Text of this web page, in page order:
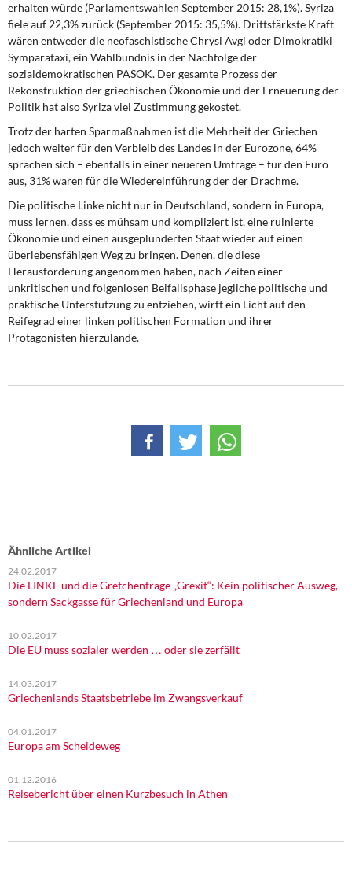
erhalten würde (Parlamentswahlen September 2015: 28,1%). Syriza
fiele auf 22,3% zurück (September 2015: 35,5%). Drittstärkste Kraft
wären entweder die neofaschistische Chrysi Avgi oder Dimokratiki
Symparataxi, ein Wahlbündnis in der Nachfolge der
sozialdemokratischen PASOK. Der gesamte Prozess der
Rekonstruktion der griechischen Ökonomie und der Erneuerung der
Politik hat also Syriza viel Zustimmung gekostet.
Trotz der harten Sparmaßnahmen ist die Mehrheit der Griechen
jedoch weiter für den Verbleib des Landes in der Eurozone, 64%
sprachen sich – ebenfalls in einer neueren Umfrage – für den Euro
aus, 31% waren für die Wiedereinführung der der Drachme.
Die politische Linke nicht nur in Deutschland, sondern in Europa,
muss lernen, dass es mühsam und kompliziert ist, eine ruinierte
Ökonomie und einen ausgeplünderten Staat wieder auf einen
überlebensfähigen Weg zu bringen. Denen, die diese
Herausforderung angenommen haben, nach Zeiten einer
unkritischen und folgenlosen Beifallsphase jegliche politische und
praktische Unterstützung zu entziehen, wirft ein Licht auf den
Reifegrad einer linken politischen Formation und ihrer
Protagonisten hierzulande.
Ähnliche Artikel
24.02.2017
Die LINKE und die Gretchenfrage „Grexit“: Kein politischer Ausweg,
sondern Sackgasse für Griechenland und Europa
10.02.2017
Die EU muss sozialer werden … oder sie zerfällt
14.03.2017
Griechenlands Staatsbetriebe im Zwangsverkauf
04.01.2017
Europa am Scheideweg
01.12.2016
Reisebericht über einen Kurzbesuch in Athen